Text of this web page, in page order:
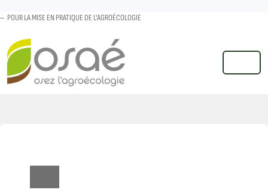
POUR LA MISE EN PRATIQUE DE L'AGROÉCOLOGIE
MENU